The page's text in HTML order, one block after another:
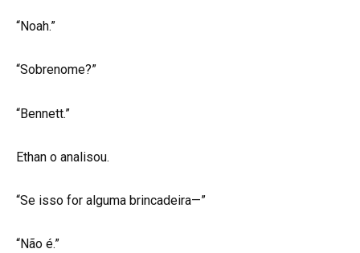
“Noah.”
“Sobrenome?”
“Bennett.”
Ethan o analisou.
“Se isso for alguma brincadeira—”
“Não é.”